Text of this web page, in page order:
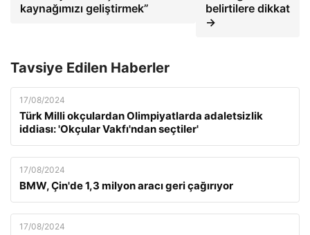
kaynağımızı geliştirmek”
belirtilere dikkat
→
Tavsiye Edilen Haberler
17/08/2024
Türk Milli okçulardan Olimpiyatlarda adaletsizlik
iddiası: 'Okçular Vakfı'ndan seçtiler'
17/08/2024
BMW, Çin'de 1,3 milyon aracı geri çağırıyor
17/08/2024